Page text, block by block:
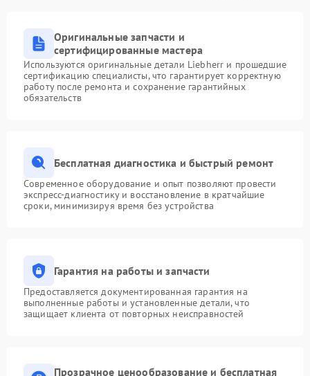
Оригинальные запчасти и
сертифицированные мастера
Используются оригинальные детали Liebherr и прошедшие
сертификацию специалисты, что гарантирует корректную
работу после ремонта и сохранение гарантийных
обязательств
Бесплатная диагностика и быстрый ремонт
Современное оборудование и опыт позволяют провести
экспресс-диагностику и восстановление в кратчайшие
сроки, минимизируя время без устройства
Гарантия на работы и запчасти
Предоставляется документированная гарантия на
выполненные работы и установленные детали, что
защищает клиента от повторных неисправностей
Прозрачное ценообразование и бесплатная